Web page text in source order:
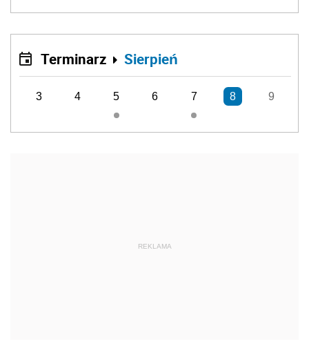
Terminarz Sierpień
3 4 5 6 7 8 9
REKLAMA